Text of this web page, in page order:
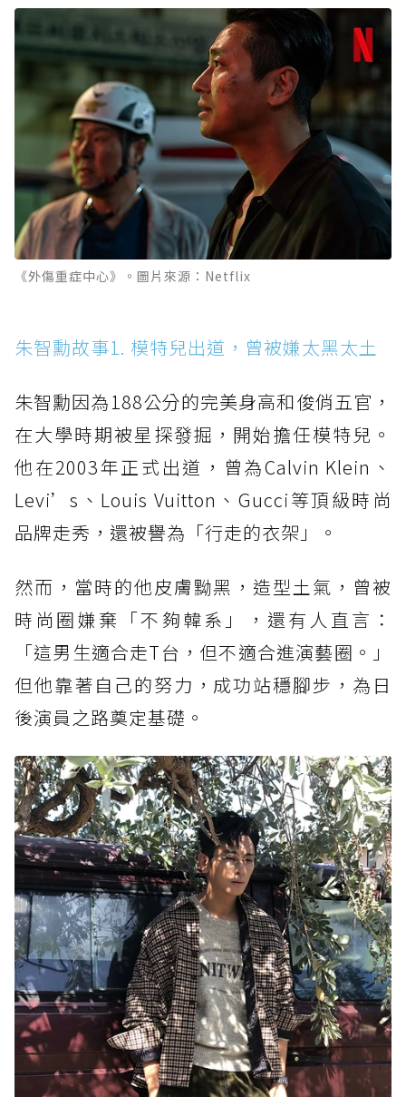
《外傷重症中心》。圖片來源：Netflix
朱智勳故事1. 模特兒出道，曾被嫌太黑太土
朱智勳因為188公分的完美身高和俊俏五官，
在大學時期被星探發掘，開始擔任模特兒。
他在2003年正式出道，曾為Calvin Klein、
Levi’s、Louis Vuitton、Gucci等頂級時尚
品牌走秀，還被譽為「行走的衣架」。
然而，當時的他皮膚黝黑，造型土氣，曾被
時尚圈嫌棄「不夠韓系」，還有人直言：
「這男生適合走T台，但不適合進演藝圈。」
但他靠著自己的努力，成功站穩腳步，為日
後演員之路奠定基礎。